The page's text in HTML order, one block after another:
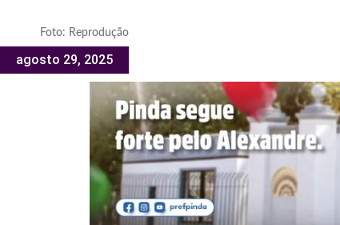
Foto: Reprodução
agosto 29, 2025